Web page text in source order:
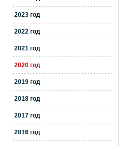
2023 год
2022 год
2021 год
2020 год
2019 год
2018 год
2017 год
2016 год